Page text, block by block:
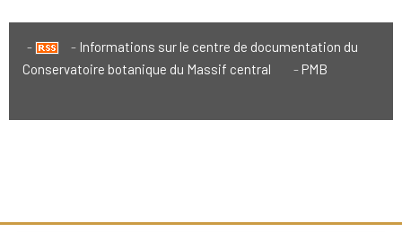
Informations sur le centre de documentation du
Conservatoire botanique du Massif central
PMB